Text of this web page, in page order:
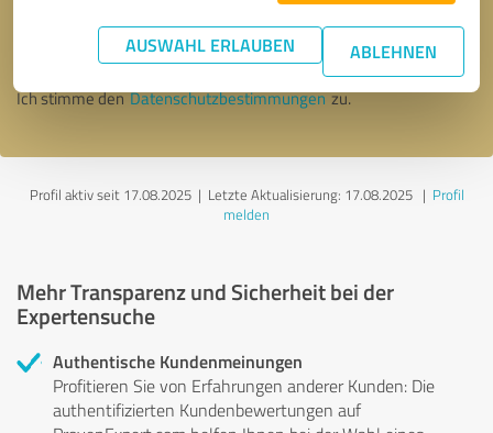
AUSWAHL ERLAUBEN ABLEHNEN
Nachricht senden
Ich stimme denDatenschutzbestimmungenzu.
Profil aktiv seit 17.08.2025 | Letzte Aktualisierung: 17.08.2025| Profil
melden
Mehr Transparenz und Sicherheit bei der
Expertensuche
Authentische Kundenmeinungen
Profitieren Sie von Erfahrungen anderer Kunden: Die
authentifizierten Kundenbewertungen auf